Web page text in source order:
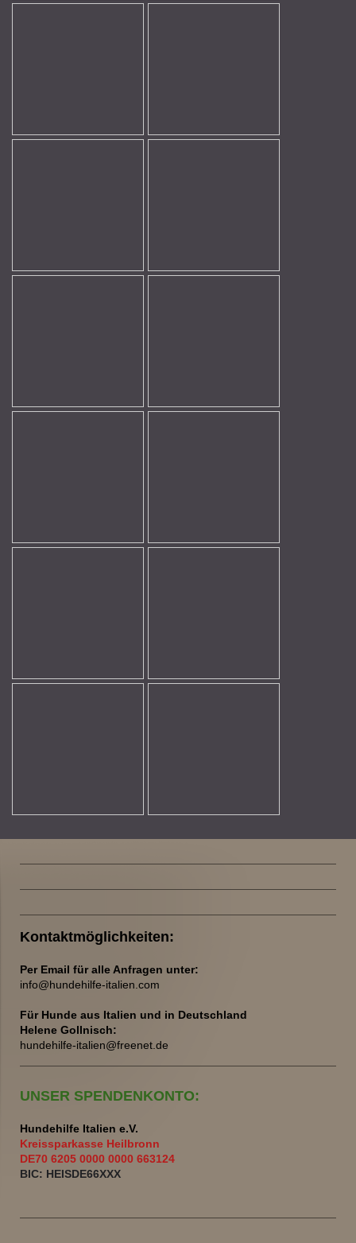
Kontaktmöglichkeiten:
Per Email für alle Anfragen unter:
info@hundehilfe-italien.com
Für Hunde aus Italien und in Deutschland
Helene Gollnisch:
hundehilfe-italien@freenet.de
UNSER SPENDENKONTO:
Hundehilfe Italien e.V.
Kreissparkasse Heilbronn
DE70 6205 0000 0000 663124
BIC: HEISDE66XXX